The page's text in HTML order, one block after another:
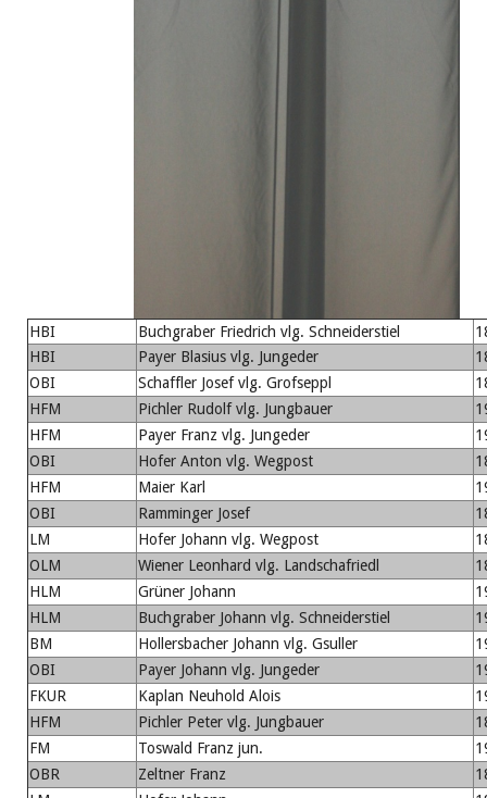
HBI Buchgraber Friedrich vlg. Schneiderstiel
HBI
Payer Blasius vlg. Jungeder
OBI
Schaffler Josef vlg. Grofseppl
HFM
Pichler Rudolf vlg. Jungbauer
HFM
Payer Franz vlg. Jungeder
OBI
Hofer Anton vlg. Wegpost
HFM
Maier Karl
OBI
Ramminger Josef
LM
Hofer Johann vlg. Wegpost
OLM
Wiener Leonhard vlg. Landschafriedl
HLM
Grüner Johann
HLM
Buchgraber Johann vlg. Schneiderstiel
BM
Hollersbacher Johann vlg. Gsuller
OBI
Payer Johann vlg. Jungeder
FKUR
Kaplan Neuhold Alois
HFM
Pichler Peter vlg. Jungbauer
FM
Toswald Franz jun.
OBR
Zeltner Franz